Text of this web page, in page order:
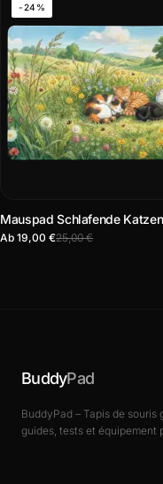
-24%
Mauspad Schlafende Katzen
Ab 19,00 €25,00 €
BuddyPad
BuddyPad – Tapis de souris
guides, tests et équipement